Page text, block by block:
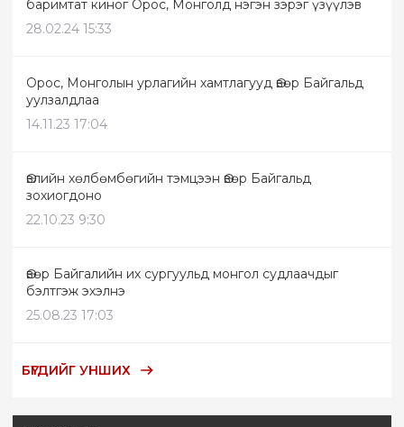
баримтат киног Орос, Монголд нэгэн зэрэг үзүүлэв
28.02.24 15:33
Орос, Монголын урлагийн хамтлагууд Өвөр Байгальд
уулзалдлаа
14.11.23 17:04
Өвлийн хөлбөмбөгийн тэмцээн Өвөр Байгальд
зохиогдоно
22.10.23 9:30
Өвөр Байгалийн их сургуульд монгол судлаачдыг
бэлтгэж эхэлнэ
25.08.23 17:03
БҮГДИЙГ УНШИХ